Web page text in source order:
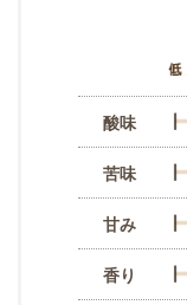
酸味
苦味
甘み
香り